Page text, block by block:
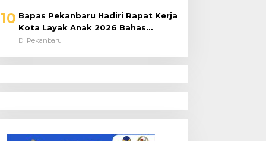
10 Bapas Pekanbaru Hadiri Rapat Kerja
Kota Layak Anak 2026 Bahas
Penanganan ABH
Di Pekanbaru